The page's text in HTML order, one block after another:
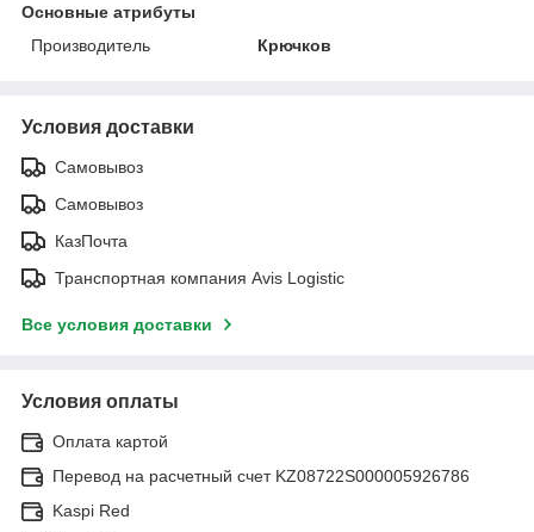
Основные атрибуты
Производитель
Крючков
Условия доставки
Самовывоз
Самовывоз
КазПочта
Транспортная компания Avis Logistic
Все условия доставки
Условия оплаты
Оплата картой
Перевод на расчетный счет KZ08722S000005926786
Kaspi Red